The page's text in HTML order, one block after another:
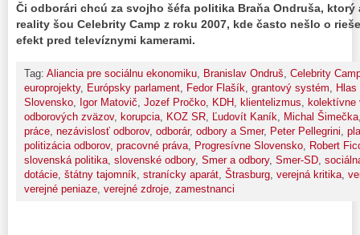
Či odborári chcú za svojho šéfa politika Braňa Ondruša,
reality šou Celebrity Camp z roku 2007, kde často nešlo o
efekt pred televíznymi kamerami.
Tag: Aliancia pre sociálnu ekonomiku, Branislav Ondruš, Celebrity
europrojekty, Európsky parlament, Fedor Flašík, grantový systém, Hlas
Slovensko, Igor Matovič, Jozef Pročko, KDH, klientelizmus, kolektívne
odborových zväzov, korupcia, KOZ SR, Ľudovít Kaník, Michal Šimečka
práce, nezávislosť odborov, odborár, odbory a Smer, Peter Pellegrini,
politizácia odborov, pracovné práva, Progresívne Slovensko, Robert
slovenská politika, slovenské odbory, Smer a odbory, Smer-SD,
dotácie, štátny tajomník, stranícky aparát, Štrasburg, verejná kritika,
verejné peniaze, verejné zdroje, zamestnanci